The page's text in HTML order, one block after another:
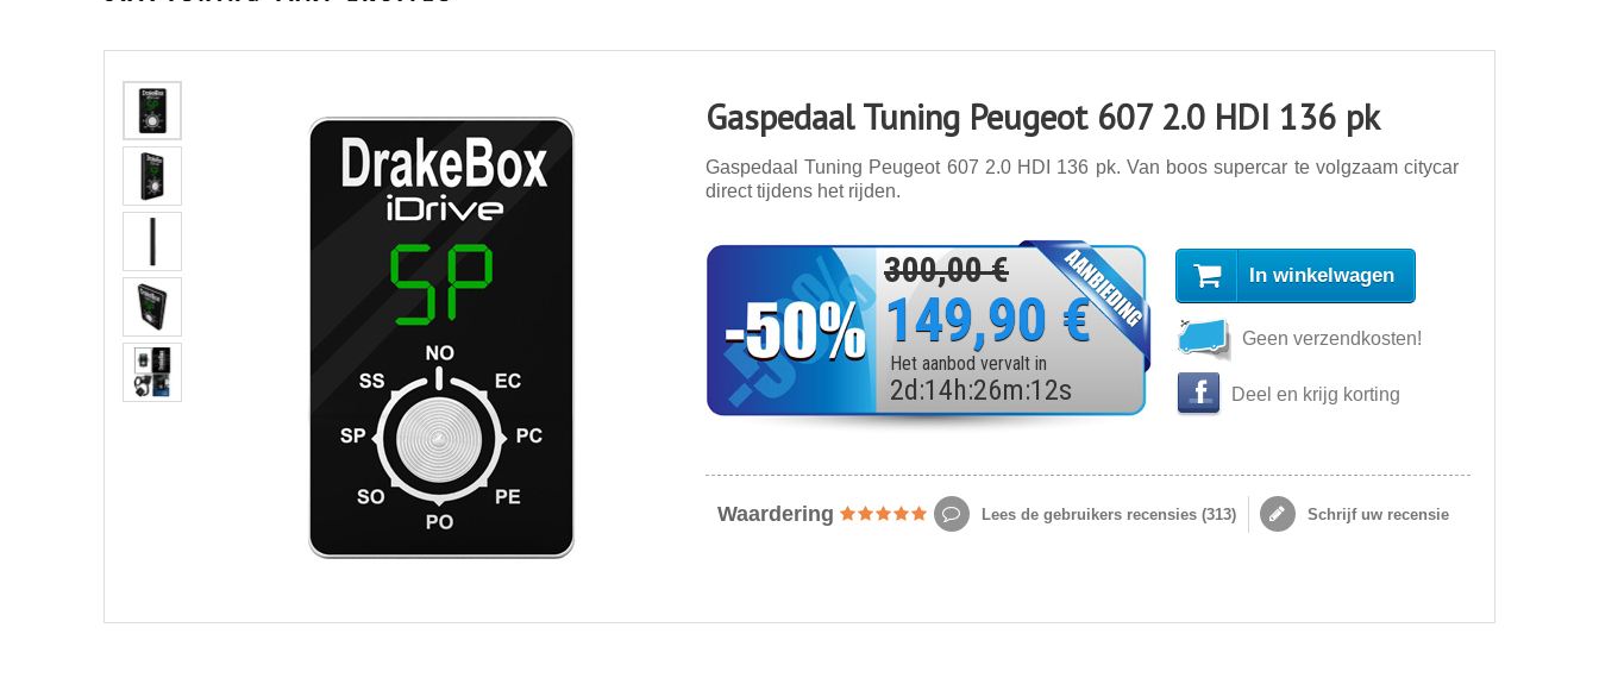
Gaspedaal Tuning Peugeot 607 2.0 HDI 136 pk
Gaspedaal Tuning Peugeot 607 2.0 HDI 136 pk. Van boos supercar te volgzaam citycar
direct tijdens het rijden.
300,00 €
149,90 €
Het aanbod vervalt in
2d :14h:26m:10s
In winkelwagen
Geen verzendkosten!
Deel en krijg korting
Waardering Lees de gebruikers recensies (313) Schrijf uw recensie